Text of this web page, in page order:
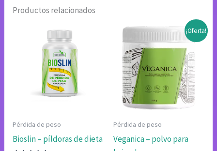
Productos relacionados
Pérdida de peso
Bioslin – píldoras de dieta
¡Oferta!
Pérdida de peso
Veganica – polvo para